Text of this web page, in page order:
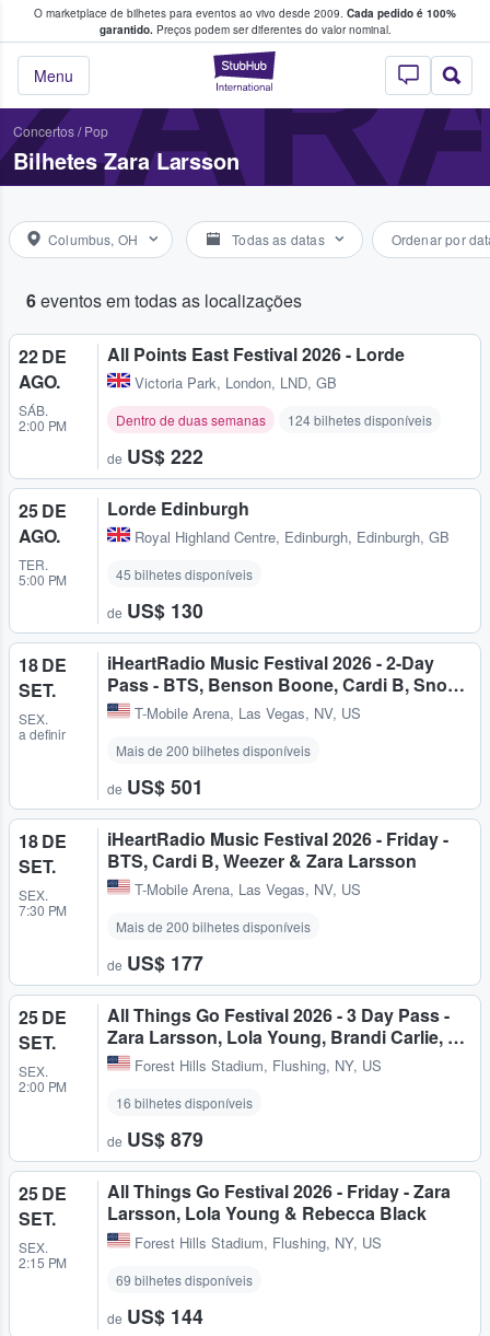
O marketplace de bilhetes para eventos ao vivo desde 2009. Cada pedido é 100%
garantido.Preços podem ser diferentes do valor nominal.
StubHub – onde
Menu
fãs compram e vendem bilhetes
Concertos/ Pop
Bilhetes Zara Larsson
Columbus, OH Todas as datas Ordenar por
6eventos em todas as localizações
22 DE
AGO.
SÁB.
2:00 PM
All Points East Festival 2026 - Lorde
Victoria Park, London, LND, GB
Dentro de duas semanas 124 bilhetes disponíveis
de US$ 222
25 DE
AGO.
TER.
5:00 PM
Lorde Edinburgh
Royal Highland Centre, Edinburgh, Edinburgh, GB
45 bilhetes disponíveis
de US$ 130
18 DE
SET.
SEX.
a definir
iHeartRadio Music Festival 2026 - 2-Day
Pass - BTS, Benson Boone, Cardi B, Sno…
T-Mobile Arena, Las Vegas, NV, US
Mais de 200 bilhetes disponíveis
de US$ 501
18 DE
SET.
SEX.
7:30 PM
iHeartRadio Music Festival 2026 - Friday -
BTS, Cardi B, Weezer & Zara Larsson
T-Mobile Arena, Las Vegas, NV, US
Mais de 200 bilhetes disponíveis
de US$ 177
25 DE
SET.
SEX.
2:00 PM
All Things Go Festival 2026 - 3 Day Pass -
Zara Larsson, Lola Young, Brandi Carlie, …
Forest Hills Stadium, Flushing, NY, US
16 bilhetes disponíveis
de US$ 879
25 DE
SET.
SEX.
2:15 PM
All Things Go Festival 2026 - Friday - Zara
Larsson, Lola Young & Rebecca Black
Forest Hills Stadium, Flushing, NY, US
69 bilhetes disponíveis
de US$ 144